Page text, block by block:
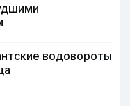
водовороты